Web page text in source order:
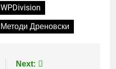
WPDivision
Методи Дреновски
Next: